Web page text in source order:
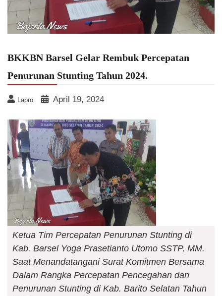
BKKBN Barsel Gelar Rembuk Percepatan
Penurunan Stunting Tahun 2024.
Lapro April 19, 2024
Ketua Tim Percepatan Penurunan Stunting di
Kab. Barsel Yoga Prasetianto Utomo SSTP, MM.
Saat Menandatangani Surat Komitmen Bersama
Dalam Rangka Percepatan Pencegahan dan
Penurunan Stunting di Kab. Barito Selatan Tahun